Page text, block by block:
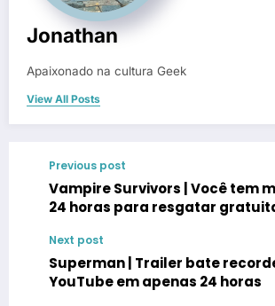
Jonathan
Apaixonado na cultura Geek
View All Posts
Previous post
Vampire Survivors | Você tem
24 horas para resgatar
Next post
Superman | Trailer bate
YouTube em apenas 24 horas